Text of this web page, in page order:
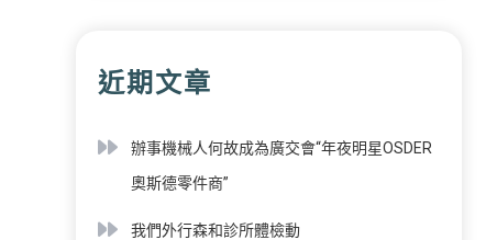
近期文章
辦事機械人何故成為廣交會“年夜明星OSDER
奧斯德零件商”
我們外行森和診所體檢動